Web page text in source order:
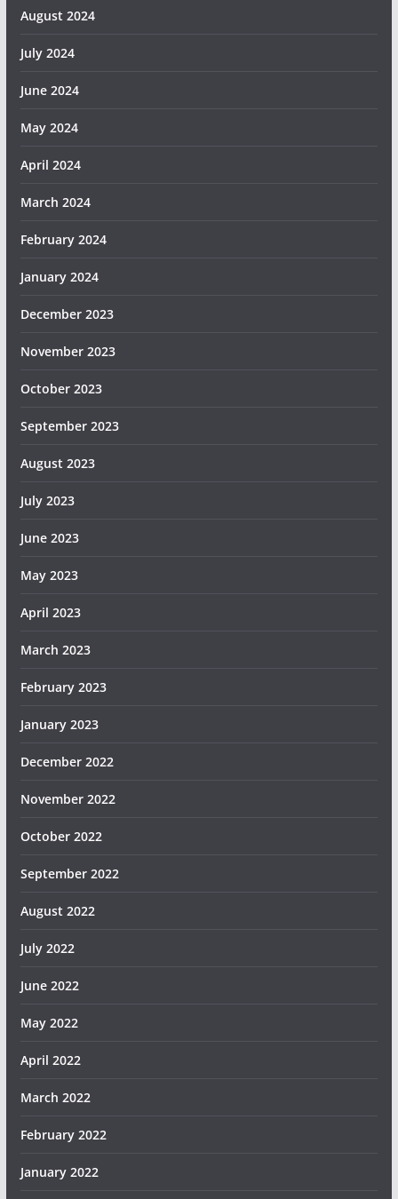
August 2024
July 2024
June 2024
May 2024
April 2024
March 2024
February 2024
January 2024
December 2023
November 2023
October 2023
September 2023
August 2023
July 2023
June 2023
May 2023
April 2023
March 2023
February 2023
January 2023
December 2022
November 2022
October 2022
September 2022
August 2022
July 2022
June 2022
May 2022
April 2022
March 2022
February 2022
January 2022